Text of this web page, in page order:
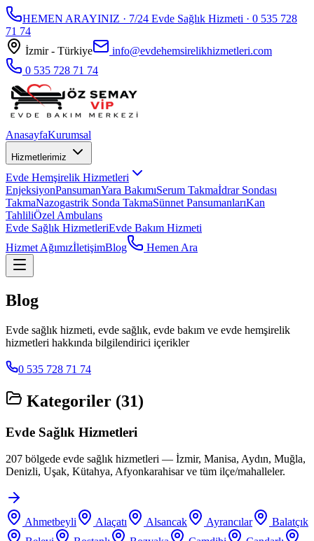
HEMEN ARAYINIZ · 7/24 Evde Sağlık Hizmeti · 0 535 728
71 74
İzmir - Türkiye
info@evdehemsirelikhizmetleri.com
0 535 728 71 74
AnasayfaKurumsal
Hizmetlerimiz
Evde Hemşirelik Hizmetleri
EnjeksiyonPansumanYara BakımıSerum Takmaİdrar Sondası
TakmaNazogastrik Sonda TakmaSünnet PansumanlarıKan
TahliliÖzel Ambulans
Evde Sağlık HizmetleriEvde Bakım Hizmeti
Hizmet AğımızİletişimBlog Hemen Ara
Blog
Evde sağlık hizmeti, evde sağlık, evde bakım ve evde hemşirelik
hizmetleri hakkında bilgilendirici içerikler
0 535 728 71 74
Kategoriler (31)
Evde Sağlık Hizmetleri
207 bölgede evde sağlık hizmetleri — İzmir, Manisa, Aydın, Muğla,
Denizli, Uşak, Kütahya, Afyonkarahisar ve tüm ilçe/mahalleler.
Ahmetbeyli Alaçatı Alsancak Ayrancılar
Balatçık